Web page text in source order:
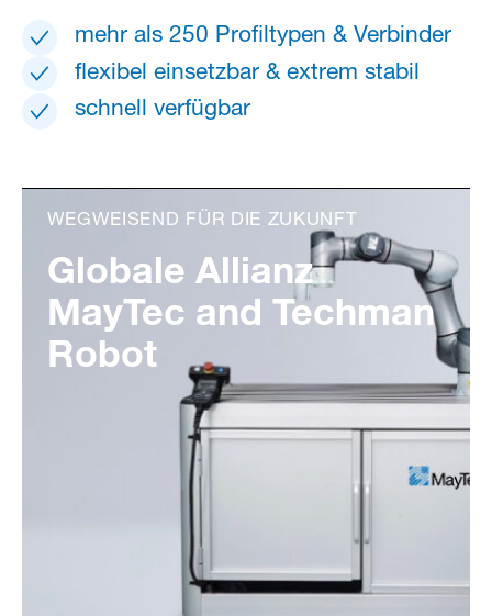
mehr als 250 Profiltypen & Verbinder
flexibel einsetzbar & extrem stabil
schnell verfügbar
WEGWEISEND FÜR DIE ZUKUNFT
Globale Allianz
MayTec and Techman
Robot